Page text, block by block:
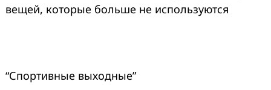
вещей, которые больше не используются
“Спортивные выходные”